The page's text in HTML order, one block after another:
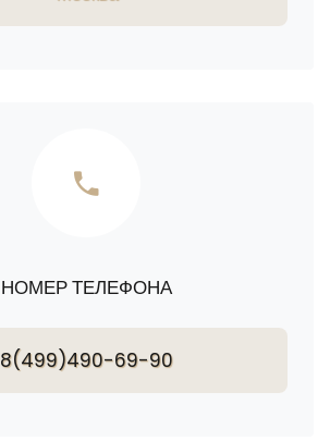
НОМЕР ТЕЛЕФОНА
8(499)490-69-90